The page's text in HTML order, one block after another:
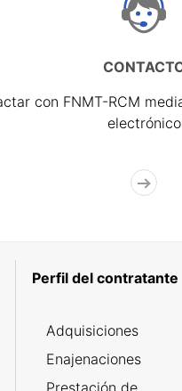
con FNMT-RCM
electrónico
Perfil del contratante
Adquisiciones
Enajenaciones
Prestación de